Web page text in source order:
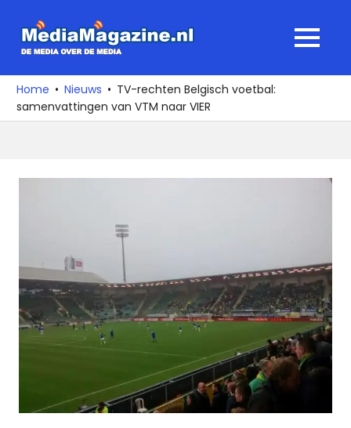
naar
media
over
de
MENU
Home Nieuws
TV-rechten Belgisch voetbal:
samenvattingen van VTM naar VIER